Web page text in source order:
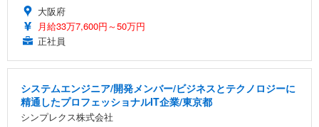
大阪府
月給33万7,600円～50万円
正社員
システムエンジニア/開発メンバー/ビジネスとテクノロジーに
精通したプロフェッショナルIT企業/東京都
シンプレクス株式会社